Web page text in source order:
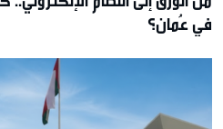
في عُمان؟